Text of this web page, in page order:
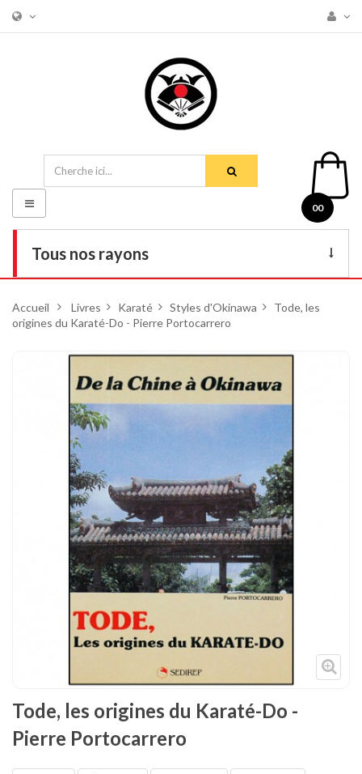
00
Tous nos rayons
DVD
Armes
Tenues
Chaussures
Protections
Cible de frappe
Condition physique
Accessoires
Tatamis
Voir plus
Basculer
la
navigation
Accueil > Livres > Karaté > Styles d'Okinawa > Tode, les
origines du Karaté-Do - Pierre Portocarrero
Tode, les origines du Karaté-Do -
Pierre Portocarrero